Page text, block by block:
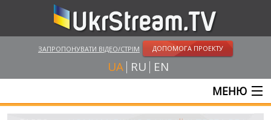
ЗАПРОПОНУВАТИ ВІДЕО/СТРІМ ДОПОМОГА ПРОЕКТУ
UA RU EN
МЕНЮ
ГОЛОВНА